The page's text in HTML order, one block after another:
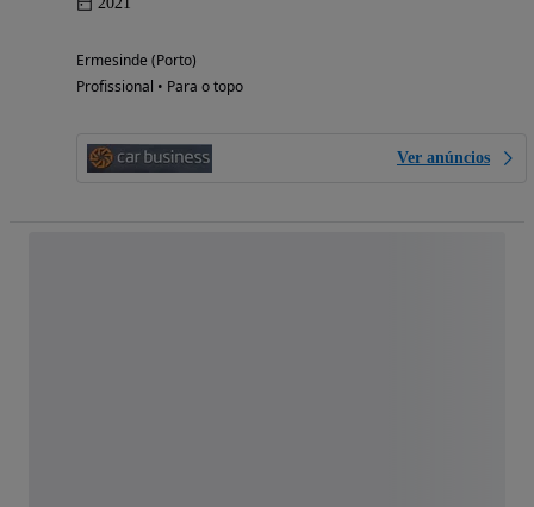
Ermesinde (Porto)
Profissional • Para o topo
Ver anúncios